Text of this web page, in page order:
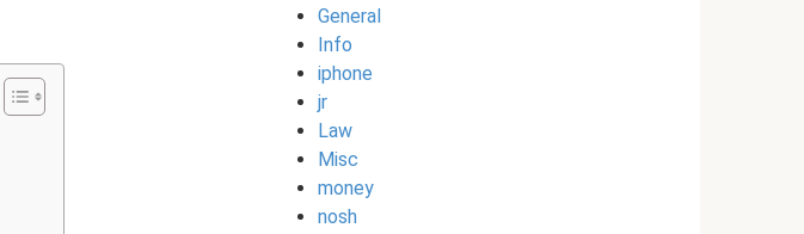
General
Info
iphone
jr
Law
Misc
money
nosh